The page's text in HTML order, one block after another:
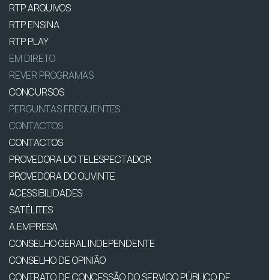
RTP ARQUIVOS
RTP ENSINA
RTP PLAY
EM DIRETO
REVER PROGRAMAS
CONCURSOS
PERGUNTAS FREQUENTES
CONTACTOS
CONTACTOS
PROVEDORA DO TELESPECTADOR
PROVEDORA DO OUVINTE
ACESSIBILIDADES
SATÉLITES
A EMPRESA
CONSELHO GERAL INDEPENDENTE
CONSELHO DE OPINIÃO
CONTRATO DE CONCESSÃO DO SERVIÇO PÚBLICO DE